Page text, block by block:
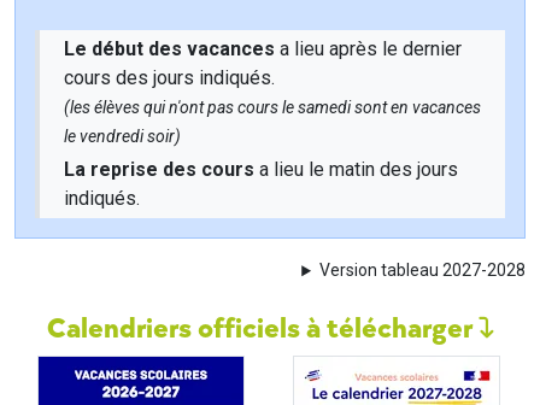
Le début des vacances a lieu après le dernier
cours des jours indiqués.
(les élèves qui n'ont pas cours le samedi sont en vacances
le vendredi soir)
La reprise des cours a lieu le matin des jours
indiqués.
Version tableau 2027-2028
Calendriers officiels à télécharger